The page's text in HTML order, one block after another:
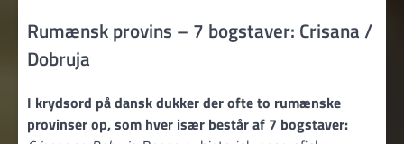
Rumænsk provins – 7 bogstaver: Crisana /
Dobruja
I krydsord på dansk dukker der ofte to rumænske
provinser op, som hver især består af 7 bogstaver: